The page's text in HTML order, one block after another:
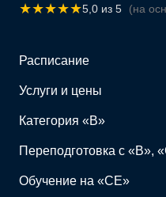
★★★★★5,0 из 5 (на
Расписание
Услуги и цены
Категория «B»
Переподготовка с «B»,
Обучение на «CЕ»